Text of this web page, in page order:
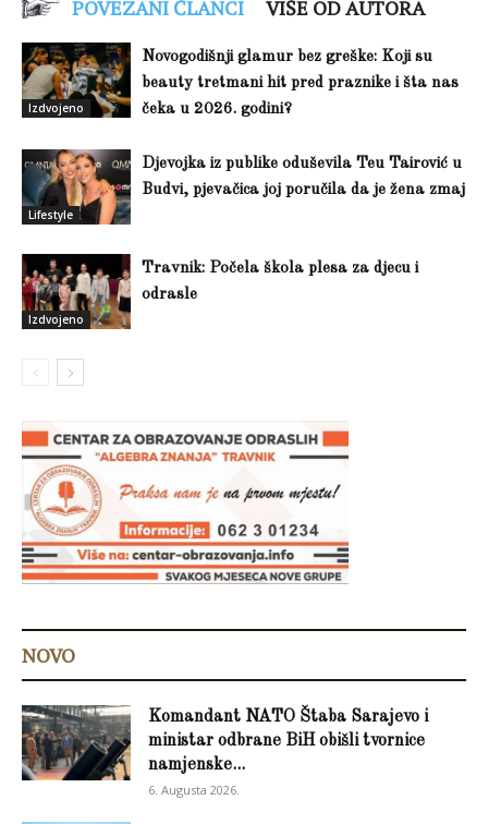
POVEZANI ČLANCI VIŠE OD AUTORA
Izdvojeno
Novogodišnji glamur bez greške: Koji su
beauty tretmani hit pred praznike i šta nas
čeka u 2026. godini?
Lifestyle
Djevojka iz publike oduševila Teu Tairović u
Budvi, pjevačica joj poručila da je žena zmaj
Izdvojeno
Travnik: Počela škola plesa za djecu i
odrasle
NOVO
Komandant NATO Štaba Sarajevo i
ministar odbrane BiH obišli tvornice
namjenske...
6. Augusta 2026.